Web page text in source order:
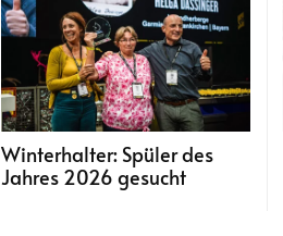
Winterhalter: Spüler des
Jahres 2026 gesucht